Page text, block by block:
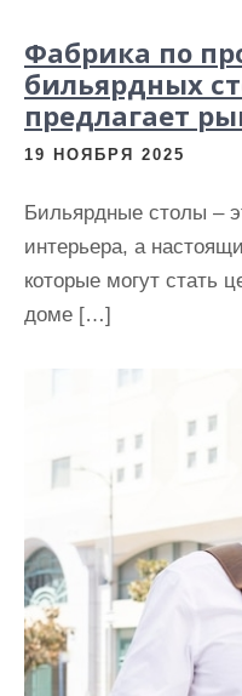
Фабрика по
бильярдных
предлагает
19 НОЯБРЯ 2025
Бильярдные столы –
интерьера, а
которые могут стать
доме […]